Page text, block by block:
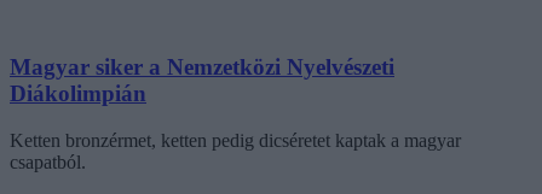
Magyar siker a Nemzetközi Nyelvészeti
Diákolimpián
Ketten bronzérmet, ketten pedig dicséretet kaptak a magyar
csapatból.